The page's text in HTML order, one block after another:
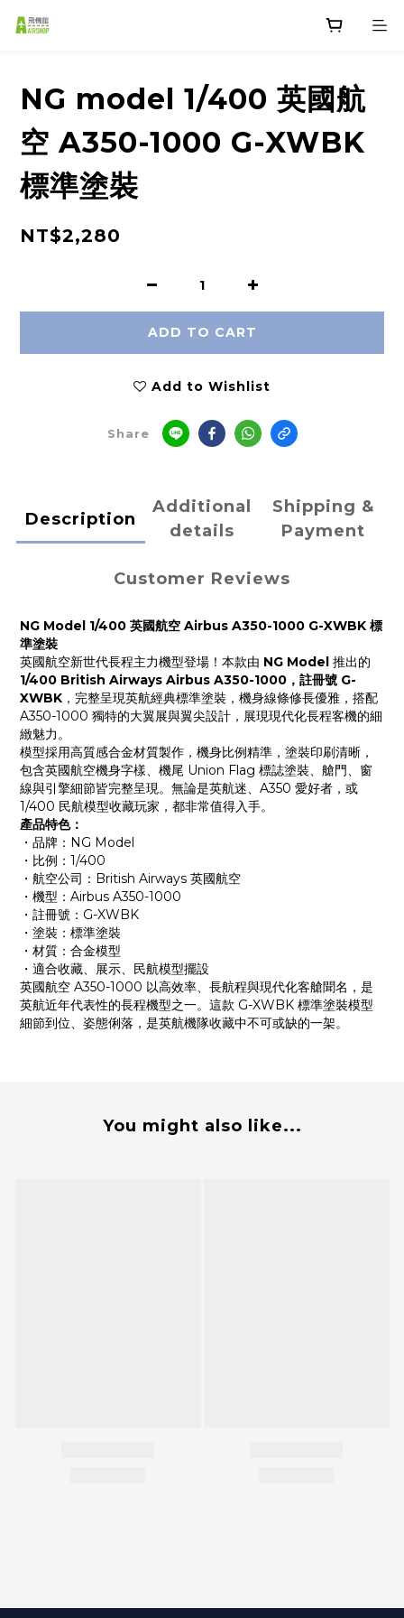
NG model 1/400 英國航
空 A350-1000 G-XWBK
標準塗裝
NT$2,280
ADD TO CART
Add to Wishlist
Share
Description
Additional
details
Shipping &
Payment
Customer Reviews
NG Model 1/400 英國航空 Airbus A350-1000 G-XWBK 標
準塗裝
英國航空新世代長程主力機型登場！本款由 NG Model 推出的
1/400 British Airways Airbus A350-1000，註冊號 G-
XWBK ，完整呈現英航經典標準塗裝，機身線條修長優雅，搭配
A350-1000 獨特的大翼展與翼尖設計，展現現代化長程客機的細
緻魅力。
模型採用高質感合金材質製作，機身比例精準，塗裝印刷清晰，
包含英國航空機身字樣、機尾 Union Flag 標誌塗裝、艙門、窗
線與引擎細節皆完整呈現。無論是英航迷、A350 愛好者，或
1/400 民航模型收藏玩家，都非常值得入手。
產品特色：
・品牌：NG Model
・比例：1/400
・航空公司：British Airways 英國航空
・機型：Airbus A350-1000
・註冊號：G-XWBK
・塗裝：標準塗裝
・材質：合金模型
・適合收藏、展示、民航模型擺設
英國航空 A350-1000 以高效率、長航程與現代化客艙聞名，是
英航近年代表性的長程機型之一。這款 G-XWBK 標準塗裝模型
細節到位、姿態俐落，是英航機隊收藏中不可或缺的一架。
You might also like...